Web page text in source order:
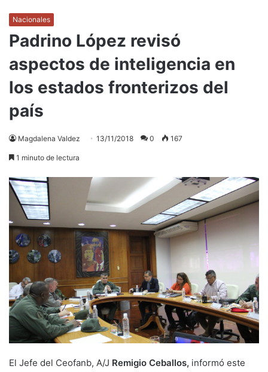
Nacionales
Padrino López revisó
aspectos de inteligencia en
los estados fronterizos del
país
Magdalena Valdez 13/11/2018 0 167
1 minuto de lectura
El Jefe del Ceofanb, A/J Remigio Ceballos, informó este